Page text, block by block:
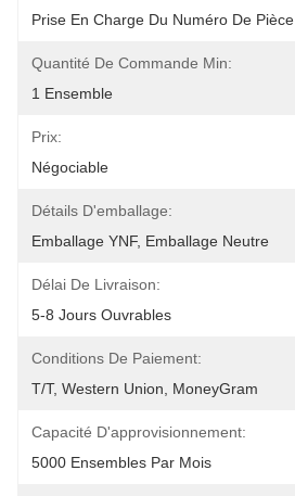
Prise En Charge Du Numéro De
Quantité De Commande Min:
1 Ensemble
Prix:
Négociable
Détails D'emballage:
Emballage YNF, Emballage Neutre
Délai De Livraison:
5-8 Jours Ouvrables
Conditions De Paiement:
T/T, Western Union, MoneyGram
Capacité D'approvisionnement:
5000 Ensembles Par Mois